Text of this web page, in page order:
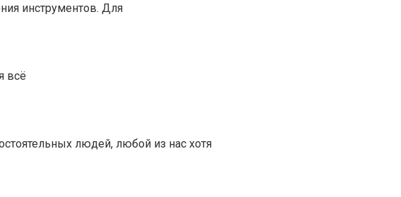
инструментов. Для
всё
людей, любой из нас хотя